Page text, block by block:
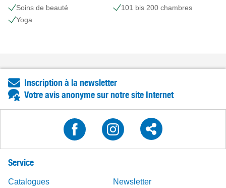
Soins de beauté
Yoga
101 bis 200 chambres
Inscription à la newsletter
Votre avis anonyme sur notre site Internet
Service
Catalogues
Newsletter